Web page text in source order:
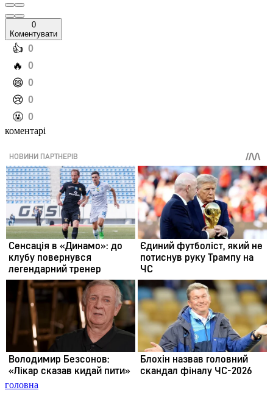
0
Коментувати
️👍 0
️🔥 0
️😄 0
️😢 0
️🤬 0
коментарі
головна